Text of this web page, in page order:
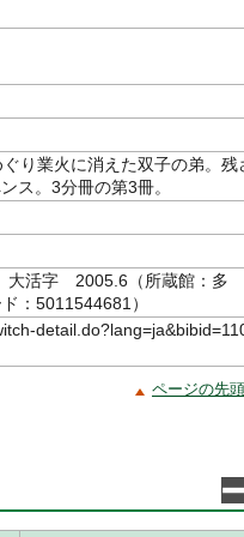
り業火に消えた双子の弟。残
ス。3分冊の第3冊。
大活字 2005.6（所蔵館：多
5011544681）
ページの先